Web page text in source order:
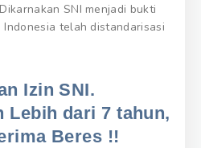
SNI menjadi bukti
telah distandarisasi
Izin SNI.
Lebih dari 7 tahun,
Beres !!